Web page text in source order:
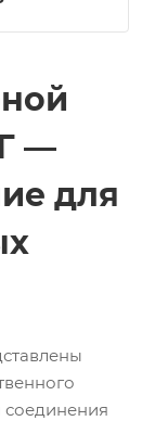
—
для
соединения